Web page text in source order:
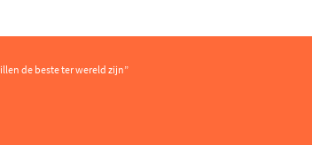
de beste ter wereld zijn”